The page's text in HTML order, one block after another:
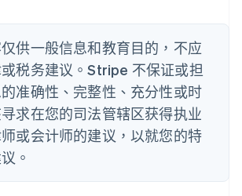
供一般信息和教育目的，不应
税务建议。Stripe 不保证或担
准确性、完整性、充分性或时
求在您的司法管辖区获得执业
或会计师的建议，以就您的特
。